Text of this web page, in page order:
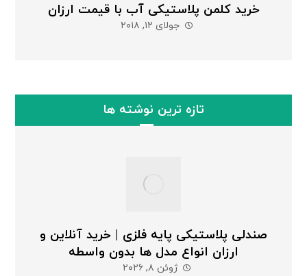
خرید کلمن پلاستیکی آب با قیمت ارزان
جولای ۱۲, ۲۰۱۸
تازه ترین نوشته ها
صندلی پلاستیکی پایه فلزی | خرید آنلاین و
ارزان انواع مدل ها بدون واسطه
ژوئن ۸, ۲۰۲۶